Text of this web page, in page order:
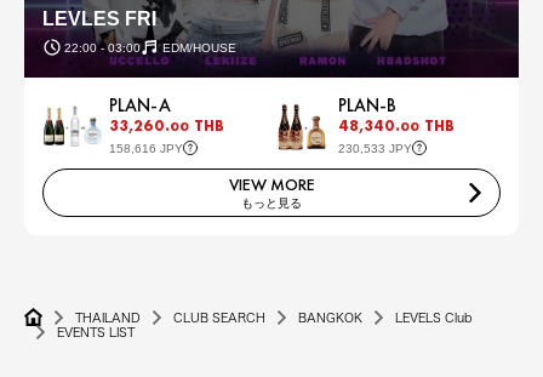
LEVLES FRI
22:00 - 03:00 EDM/HOUSE
PLAN-A
33,260.00 THB
158,616 JPY
PLAN-B
48,340.00 THB
230,533 JPY
VIEW MORE
もっと見る
THAILAND CLUB SEARCH BANGKOK
LEVELS Club
EVENTS LIST